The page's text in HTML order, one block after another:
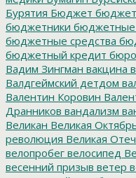
Бурятия Бюджет
бюджетники бюджетные
бюджетные средства
бюджетный кредит
Вадим Зингман вакцина
Валдгеймский детдом
Валентин Коровин
Дранников вандализм
Великан Великая
революция Великая
велопробег велосипед
весенний призыв ветер